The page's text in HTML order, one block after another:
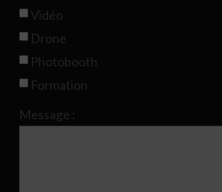
Vidéo
Drone
Photobooth
Formation
Message :